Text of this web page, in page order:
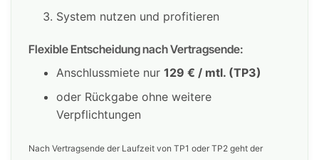
System nutzen und profitieren
Flexible Entscheidung nach Vertragsende:
Anschlussmiete nur 129 € / mtl. (TP3)
oder Rückgabe ohne weitere
Verpflichtungen
Nach Vertragsende der Laufzeit von TP1 oder TP2 geht der